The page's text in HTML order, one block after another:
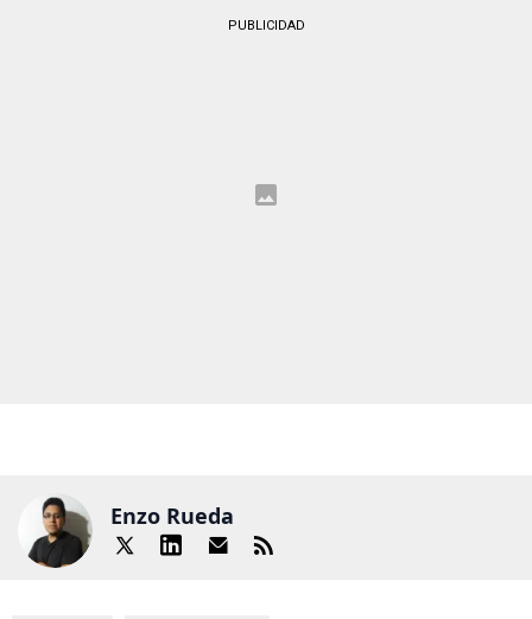
PUBLICIDAD
Enzo Rueda